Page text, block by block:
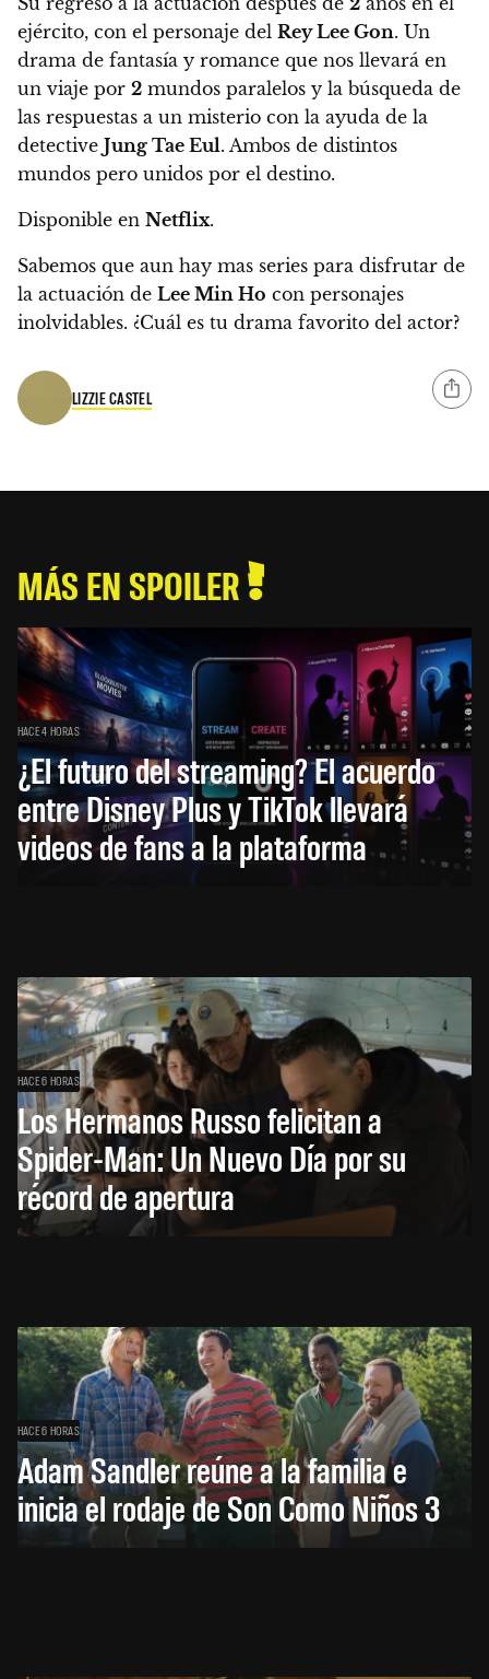
ejército, con el personaje del Rey Lee Gon. Un
drama de fantasía y romance que nos llevará en
un viaje por 2 mundos paralelos y la búsqueda de
las respuestas a un misterio con la ayuda de la
detective Jung Tae Eul. Ambos de distintos
mundos pero unidos por el destino.
Disponible en Netflix.
Sabemos que aun hay mas series para disfrutar de
la actuación de Lee Min Ho con personajes
inolvidables. ¿Cuál es tu drama favorito del actor?
LIZZIE CASTEL
MÁS EN SPOILER
HACE 4 HORAS
¿El futuro del streaming? El acuerdo
entre Disney Plus y TikTok llevará
videos de fans a la plataforma
HACE 6 HORAS
Los Hermanos Russo felicitan a
Spider-Man: Un Nuevo Día por su
récord de apertura
HACE 6 HORAS
Adam Sandler reúne a la familia e
inicia el rodaje de Son Como Niños 3